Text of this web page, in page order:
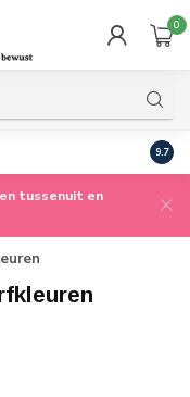
0
9.7
tussenuit en